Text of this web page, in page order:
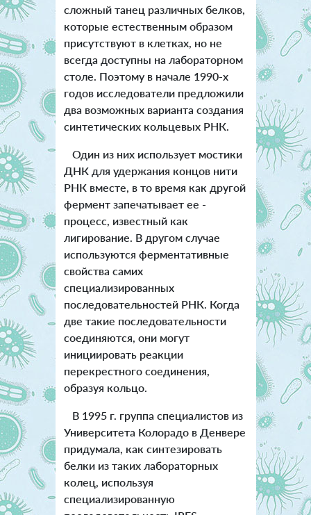
сложный танец различных белков,
которые естественным образом
присутствуют в клетках, но не
всегда доступны на лабораторном
столе. Поэтому в начале 1990-х
годов исследователи предложили
два возможных варианта создания
синтетических кольцевых РНК.
Один из них использует мостики
ДНК для удержания концов нити
РНК вместе, в то время как другой
фермент запечатывает ее -
процесс, известный как
лигирование. В другом случае
используются ферментативные
свойства самих
специализированных
последовательностей РНК. Когда
две такие последовательности
соединяются, они могут
инициировать реакции
перекрестного соединения,
образуя кольцо.
В 1995 г. группа специалистов из
Университета Колорадо в Денвере
придумала, как синтезировать
белки из таких лабораторных
колец, используя
специализированную